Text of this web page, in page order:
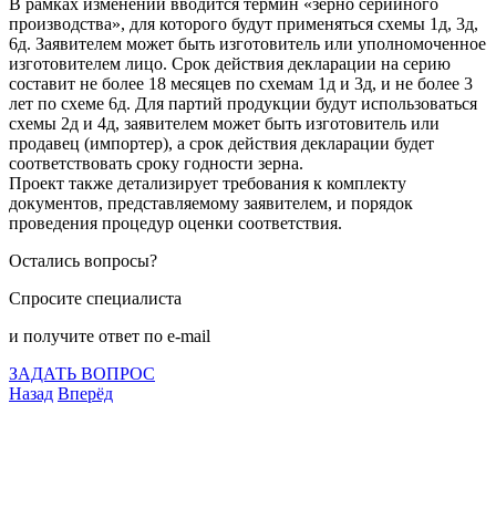
производства», для которого будут применяться схемы 1д, 3д,
6д. Заявителем может быть изготовитель или уполномоченное
изготовителем лицо. Срок действия декларации на серию
составит не более 18 месяцев по схемам 1д и 3д, и не более 3
лет по схеме 6д. Для партий продукции будут использоваться
схемы 2д и 4д, заявителем может быть изготовитель или
продавец (импортер), а срок действия декларации будет
соответствовать сроку годности зерна.
Проект также детализирует требования к комплекту
документов, представляемому заявителем, и порядок
проведения процедур оценки соответствия.
Остались вопросы?
Спросите специалиста
и получите ответ по e-mail
ЗАДАТЬ ВОПРОС
Назад Вперёд